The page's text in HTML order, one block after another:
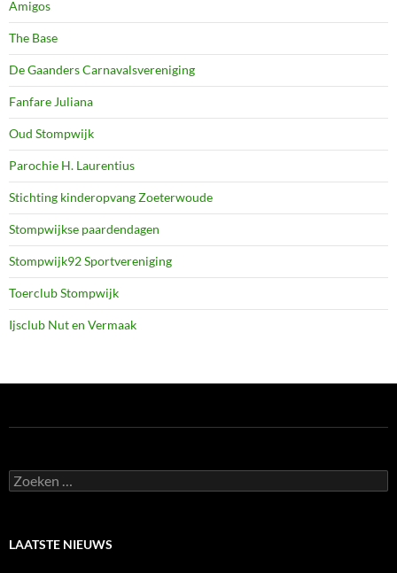
Amigos
The Base
De Gaanders Carnavalsvereniging
Fanfare Juliana
Oud Stompwijk
Parochie H. Laurentius
Stichting kinderopvang Zoeterwoude
Stompwijkse paardendagen
Stompwijk92 Sportvereniging
Toerclub Stompwijk
Ijsclub Nut en Vermaak
Zoeken
naar:
LAATSTE NIEUWS